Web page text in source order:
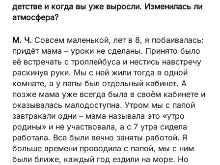
детстве и когда вы уже выросли. Изменилась ли
атмосфера?
М. Ч. Совсем маленькой, лет в 8, я побаивалась:
придёт мама – уроки не сделаны. Принято было
её встречать с троллейбуса и нестись навстречу
раскинув руки. Мы с ней жили тогда в одной
комнате, а у папы был отдельный кабинет. А
позже мама уже всегда была в своём кабинете и
оказывалась малодоступна. Утром мы с папой
завтракали одни – мама называла это «утро
родины» и не участвовала, а с 7 утра сидела
работала. Все были вечно заняты работой. Я
больше времени проводила с папой, мы с ним
были ближе, каждый год ездили на море. Но